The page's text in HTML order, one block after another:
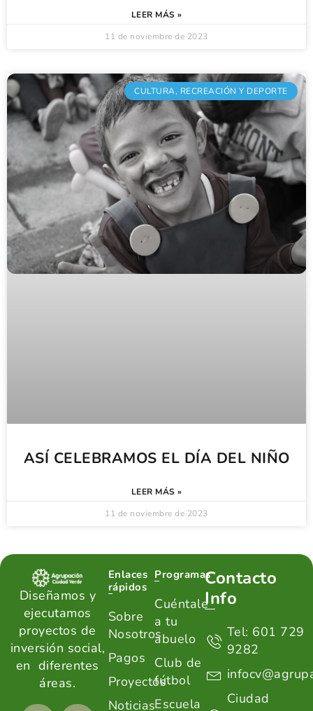
LEER MÁS »
11 de noviembre de 2023
CULTURA, RECREACIÓN Y DEPORTE
ASÍ CELEBRAMOS EL DÍA DEL NIÑO
LEER MÁS »
11 de noviembre de 2023
Diseñamos y
ejecutamos
proyectos de
inversión social,
en diferentes
áreas.
Enlaces
rápidos
Sobre
Nosotros
Pagos
Proyectos
Noticias
Programas
Cuéntale
a tu
abuelo
Club de
fútbol
Escuela
Contacto
Info
Tel: 601 729
9282
Ciudad